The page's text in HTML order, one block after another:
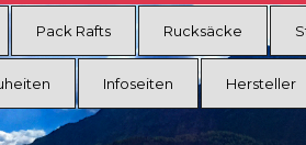
Pack Rafts Rucksäcke
Infoseiten Hersteller